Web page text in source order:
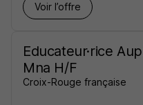
Voir l’offre
Educateur·rice
Mna H/F
Croix-Rouge française